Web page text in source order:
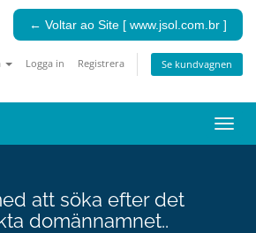
← Voltar ao Site [ www.jsol.com.br ]
Logga in Registrera Se kundvagnen
Växla
att söka efter det
domännamnet..